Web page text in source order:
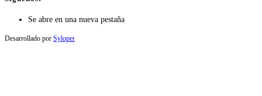
Se abre en una nueva pestaña
Desarrollado por Syloper